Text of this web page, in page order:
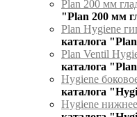
Plan 200 мм
"Plan 200 мм
Plan Hygiene
каталога
Plan Ventil
каталога
Hygiene
каталога
Hygiene